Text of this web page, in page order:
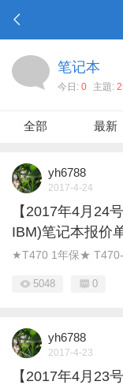
笔记本
今日: 0 主題:
全部 最新
yh6788
2017-4-24
【2017年4月24
IBM)笔记本报价
★T470 1年保★ T470-
5048 0
yh6788
2017-4-23
【2017年4月23